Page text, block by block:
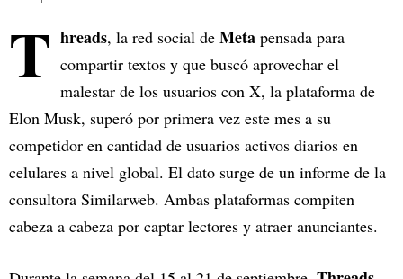
T hreads, la red social de Meta pensada para
compartir textos y que buscó aprovechar el
malestar de los usuarios con X, la plataforma de
Elon Musk, superó por primera vez este mes a su
competidor en cantidad de usuarios activos diarios en
celulares a nivel global. El dato surge de un informe de la
consultora Similarweb. Ambas plataformas compiten
cabeza a cabeza por captar lectores y atraer anunciantes.